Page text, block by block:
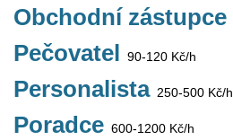
Obchodní zástupce
Pečovatel 90-120 Kč/h
Personalista250-500 Kč/h
Poradce 600-1200 Kč/h